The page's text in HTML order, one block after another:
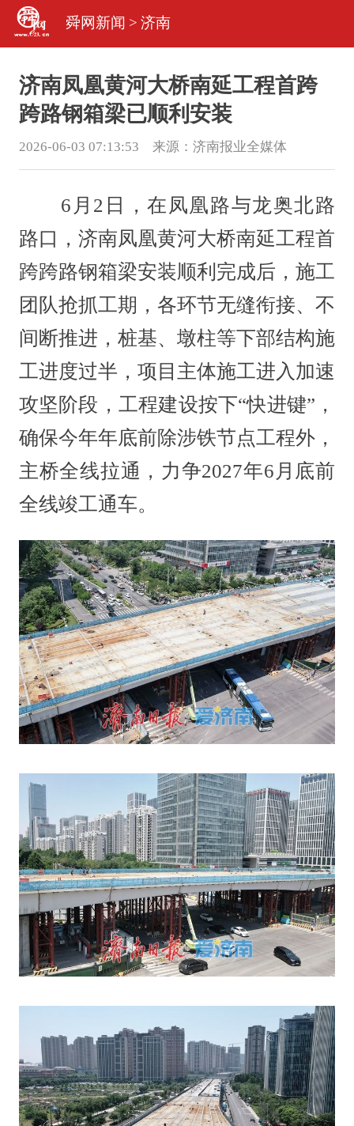
舜网新闻 > 济南
济南凤凰黄河大桥南延工程首跨
跨路钢箱梁已顺利安装
2026-06-03 07:13:53 来源： 济南报业全媒体
6月2日，在凤凰路与龙奥北路
路口，济南凤凰黄河大桥南延工程首
跨跨路钢箱梁安装顺利完成后，施工
团队抢抓工期，各环节无缝衔接、不
间断推进，桩基、墩柱等下部结构施
工进度过半，项目主体施工进入加速
攻坚阶段，工程建设按下“快进键”，
确保今年年底前除涉铁节点工程外，
主桥全线拉通，力争2027年6月底前
全线竣工通车。